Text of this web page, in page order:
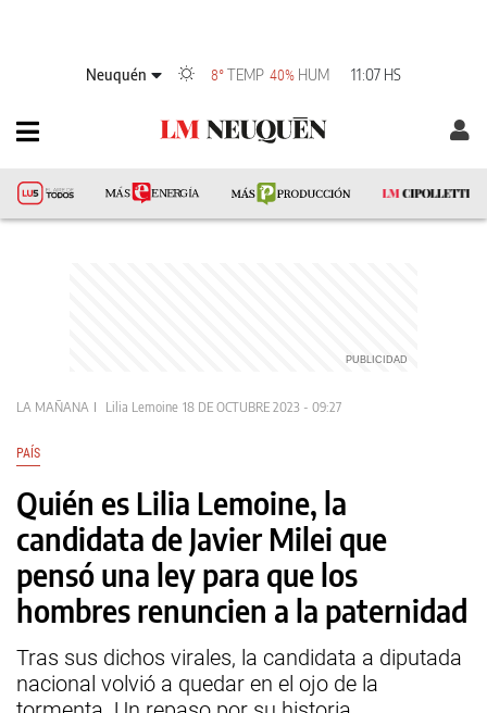
Neuquén 8°TEMP 40% HUM 11:07 HS
LA MAÑANA Lilia Lemoine 18 DE OCTUBRE 2023 - 09:27
PAÍS
Quién es Lilia Lemoine, la
candidata de Javier Milei que
pensó una ley para que los
hombres renuncien a la paternidad
Tras sus dichos virales, la candidata a diputada
nacional volvió a quedar en el ojo de la